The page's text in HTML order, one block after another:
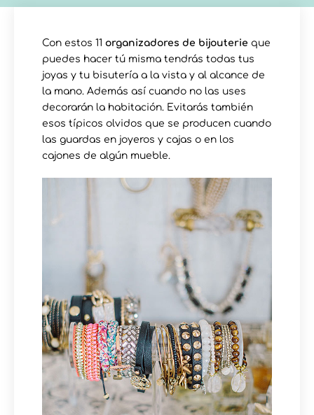
Con estos 11 organizadores de bijouterie que
puedes hacer tú misma tendrás todas tus
joyas y tu bisutería a la vista y al alcance de
la mano. Además así cuando no las uses
decorarán la habitación. Evitarás también
esos típicos olvidos que se producen cuando
las guardas en joyeros y cajas o en los
cajones de algún mueble.